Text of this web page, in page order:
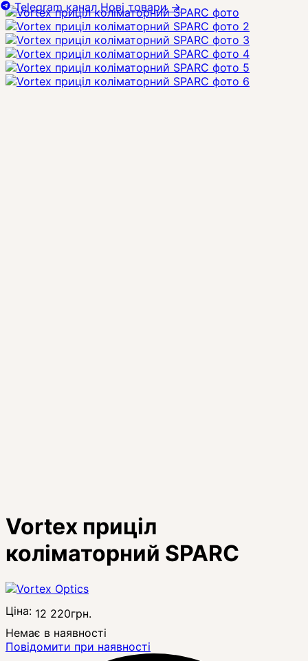
Vortex приціл
коліматорний SPARC
Ціна: 12 220грн.
Немає в наявності
Повідомити при наявності
Telegram канал Нові товари →